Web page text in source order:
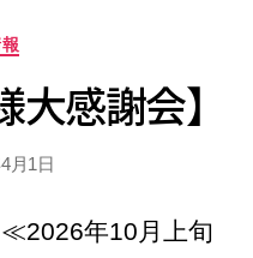
大感謝会】
月1日
年10月上旬